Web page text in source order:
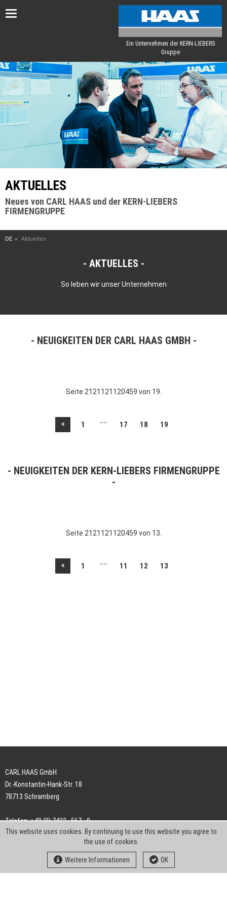
Toggle
Ein Unternehmen der KERN-LIEBERS
Gruppe
AKTUELLES
Neues von CARL HAAS und der KERN-LIEBERS
FIRMENGRUPPE
DE Aktuelles
AKTUELLES
So leben wir unser Unternehmen
NEUIGKEITEN DER CARL HAAS GMBH
Seite 2121121120459 von 19.
« 1 .... 17 18 19
NEUIGKEITEN DER KERN-LIEBERS FIRMENGRUPPE
Seite 2121121120459 von 13.
« 1 .... 11 12 13
CARL HAAS GmbH
Dr.-Konstantin-Hank-Str. 18
78713 Schramberg
Telefon: +49 (0) 7422 . 567 - 0
Telefax: +49 (0) 7422 . 567 - 239
info-ch@kern-liebers.com
This website uses cookies. By continuing to use this website you agree to
the use of cookies.
Weitere Informationen OK